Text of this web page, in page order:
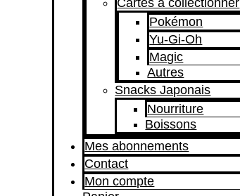
Cartes à collectionner
Pokémon
Yu-Gi-Oh
Magic
Autres
Snacks Japonais
Nourriture
Boissons
Mes abonnements
Contact
Mon compte